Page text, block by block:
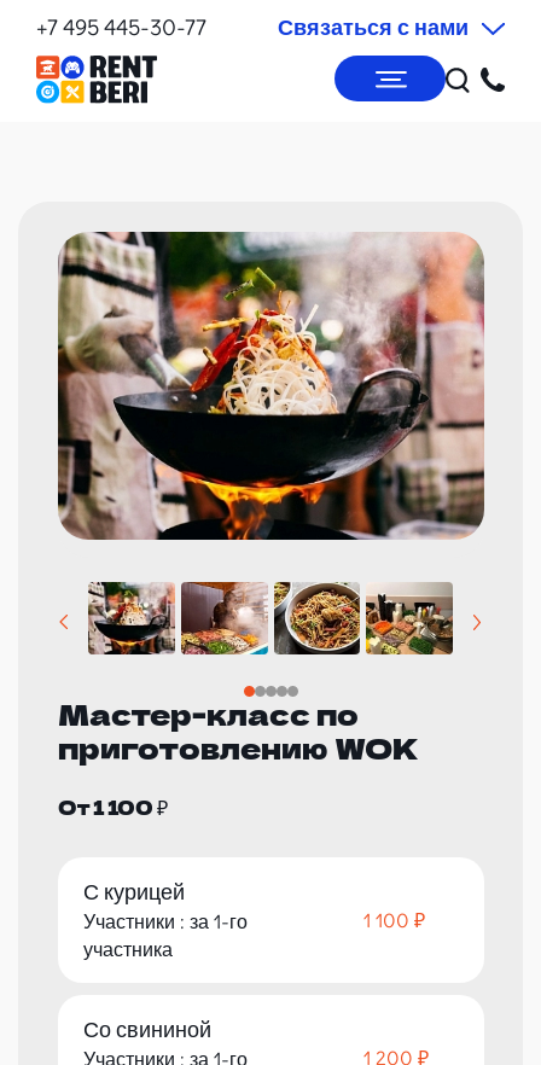
+7 495 445-30-77 Связаться с нами
Мастер-класс по
приготовлению WOK
От 1 100 ₽
С курицей
Участники : за 1-го
участника
1 100 ₽
Со свининой
Участники : за 1-го
1 200 ₽